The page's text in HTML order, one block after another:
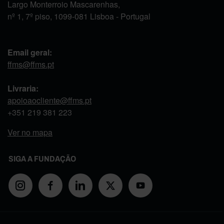
Largo Monterroio Mascarenhas,
nº 1, 7º piso, 1099-081 Lisboa - Portugal
Email geral:
ffms@ffms.pt
Livraria:
apoioaocliente@ffms.pt
+351 219 381 223
Ver no mapa
SIGA A FUNDAÇÃO